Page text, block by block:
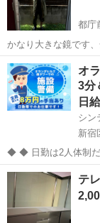
都庁
かなり大きな鏡です
東京 新宿区
オ
3分
日
新宿
◆ ◆ 日勤は2人体制だから＼未経験でも始めやすい！／ ＜オランダヒ
ルズ森タワーで施設
ト制 プライベートと
です♪ ＼未経験ス...
東京 新宿区
テ